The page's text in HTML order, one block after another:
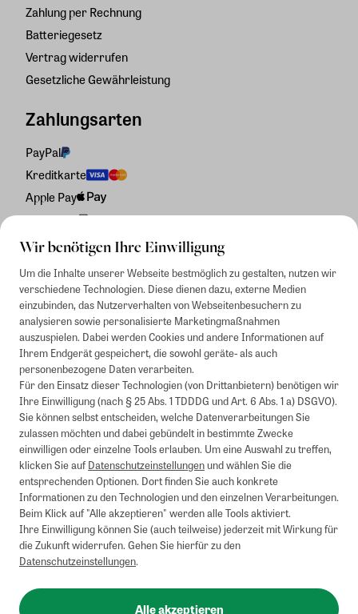
Wir benötigen Ihre Einwilligung
Um die Inhalte unserer Webseite bestmöglich zu gestalten, nutzen wir
verschiedene Technologien. Diese dienen dazu, externe Medien
einzubinden, das Nutzerverhalten von Webseitenbesuchern zu
analysieren sowie personalisierte Marketingmaßnahmen
auszuspielen. Dabei werden Cookies und andere Informationen auf
Ihrem Endgerät gespeichert, die sowohl geräte- als auch
personenbezogene Daten verarbeiten.
Für den Einsatz dieser Technologien (von Drittanbietern) benötigen wir
Ihre Einwilligung (nach § 25 Abs. 1 TDDDG und Art. 6 Abs. 1 a) DSGVO).
Sie können selbst entscheiden, welche Datenverarbeitungen Sie
zulassen möchten und dabei gebündelt in bestimmte Zwecke
einwilligen oder einzelne Tools erlauben. Um eine Auswahl zu treffen,
klicken Sie aufDatenschutzeinstellungenund wählen Sie die
entsprechenden Optionen. Dort finden Sie auch konkrete
Informationen zu den Technologien und den einzelnen Verarbeitungen.
Beim Klick auf "Alle akzeptieren" werden alle Tools aktiviert.
Ihre Einwilligung können Sie (auch teilweise) jederzeit mit Wirkung für
die Zukunft widerrufen. Gehen Sie hierfür zu den
Datenschutzeinstellungen.
Alle akzeptieren
Zahlung per Rechnung
Batteriegesetz
Vertrag widerrufen
Gesetzliche Gewährleistung
Zahlungsarten
PayPal
Kreditkarte
Apple Pay
Rechnung